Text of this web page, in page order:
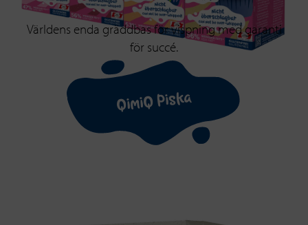
Världens enda gräddbas för vispning med garanti
för succé.
QimiQ Piska